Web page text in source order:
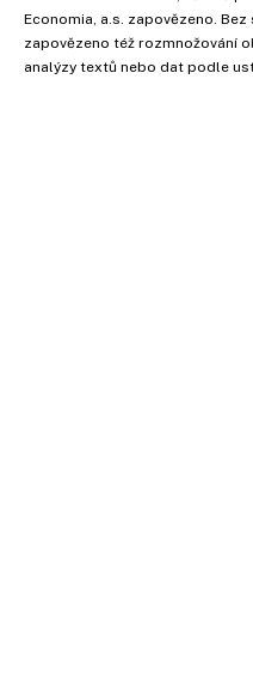
Economia, a.s. zapovězeno.
zapovězeno též rozmnožování
analýzy textů nebo dat podle